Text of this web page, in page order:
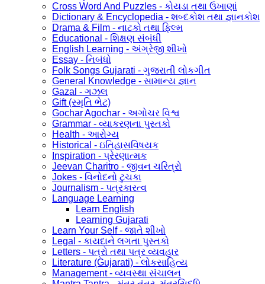
Cross Word And Puzzles - કોયડા તથા ઉખાણાં
Dictionary & Encyclopedia - શબ્દકોશ તથા જ્ઞાનકોશ
Drama & Film - નાટકો તથા ફિલ્મ
Educational - શિક્ષણ સંબંધી
English Learning - અંગ્રેજી શીખો
Essay - નિબંધો
Folk Songs Gujarati - ગુજરાતી લોકગીત
General Knowledge - સામાન્ય જ્ઞાન
Gazal - ગઝલ
Gift (સ્મૃતિ ભેટ)
Gochar Agochar - અગોચર વિશ્વ
Grammar - વ્યાકરણના પુસ્તકો
Health - આરોગ્ય
Historical - ઇતિહાસવિષયક
Inspiration - પ્રેરણાત્મક
Jeevan Charitro - જીવન ચરિત્રો
Jokes - વિનોદનો ટુચકા
Journalism - પત્રકારત્વ
Language Learning
Learn English
Learning Gujarati
Learn Your Self - જાતે શીખો
Legal - કાયદાને લગતા પુસ્તકો
Letters - પત્રો તથા પત્ર વ્યવહાર
Literature (Gujarati) - લોકસાહિત્ય
Management - વ્યવસ્થા સંચાલન